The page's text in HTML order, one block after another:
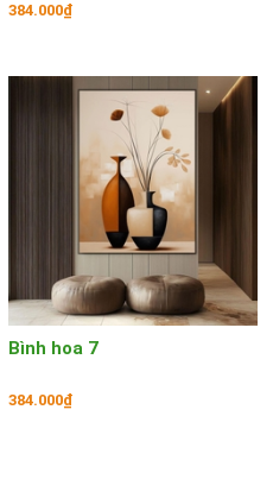
384.000₫
Bình hoa 7
384.000₫